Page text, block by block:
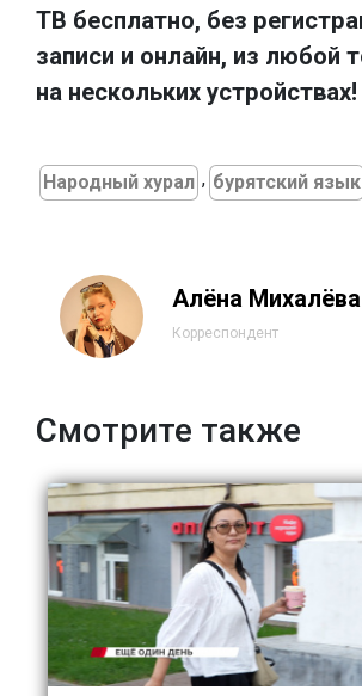
ТВ бесплатно, без
записи и онлайн, из любой
на нескольких устройствах!
Народный хурал , бурятский язык
Алёна Михалёва
Корреспондент
Смотрите также